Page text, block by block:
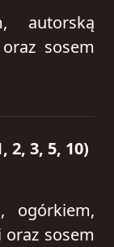
autorską
sosem
2, 3, 5, 10)
ogórkiem,
oraz sosem